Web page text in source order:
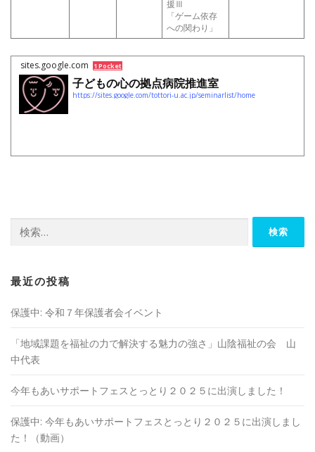
援Ⅲ
「ゲーム依存
への関わり」
sites.google.com 1 Pocket
子どもの心の拠点病院推進室
https://sites.google.com/tottori-u.ac.jp/seminarlist/home
索:
最近の投稿
保護中: 令和７年保護者会イベント
「地域課題を福祉の⼒で解決する魅⼒の強さ」山陰福祉の会 山
中代表
今年もあいサポートフェスとっとり２０２５に出演しました！
保護中: 今年もあいサポートフェスとっとり２０２５に出演しまし
た！（動画）